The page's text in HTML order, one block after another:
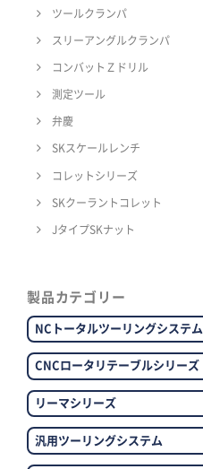
ツールクランパ
スリーアングルクランパ
コンバットＺドリル
測定ツール
弁慶
SKスケールレンチ
コレットシリーズ
SKクーラントコレット
JタイプSKナット
製品カテゴリー
NCトータルツーリングシステム
CNCロータリテーブルシリーズ
リーマシリーズ
汎用ツーリングシステム